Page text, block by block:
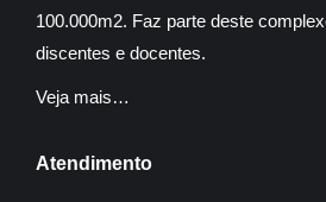
100.000m2. Faz parte deste
discentes e docentes.
Veja mais…
Atendimento